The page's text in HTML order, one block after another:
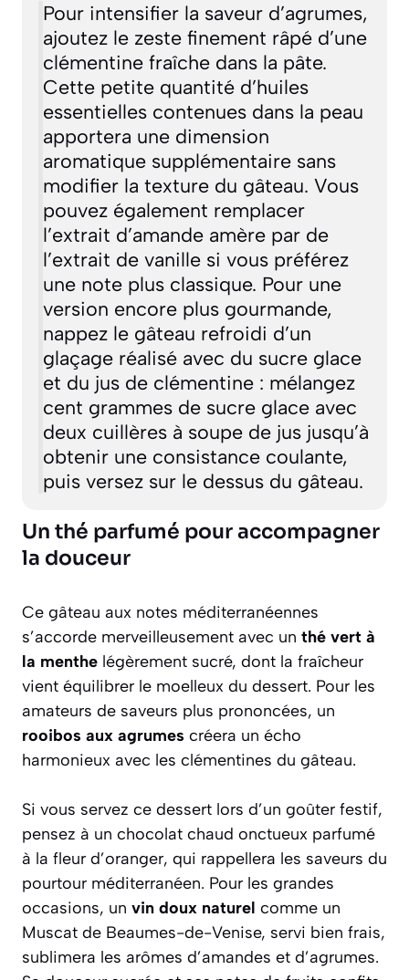
Pour intensifier la saveur d’agrumes,
ajoutez le zeste finement râpé d’une
clémentine fraîche dans la pâte.
Cette petite quantité d’huiles
essentielles contenues dans la peau
apportera une dimension
aromatique supplémentaire sans
modifier la texture du gâteau. Vous
pouvez également remplacer
l’extrait d’amande amère par de
l’extrait de vanille si vous préférez
une note plus classique. Pour une
version encore plus gourmande,
nappez le gâteau refroidi d’un
glaçage réalisé avec du sucre glace
et du jus de clémentine : mélangez
cent grammes de sucre glace avec
deux cuillères à soupe de jus jusqu’à
obtenir une consistance coulante,
puis versez sur le dessus du gâteau.
Un thé parfumé pour accompagner
la douceur
Ce gâteau aux notes méditerranéennes
s’accorde merveilleusement avec un thé vert à
la menthe légèrement sucré, dont la fraîcheur
vient équilibrer le moelleux du dessert. Pour les
amateurs de saveurs plus prononcées, un
rooibos aux agrumes créera un écho
harmonieux avec les clémentines du gâteau.
Si vous servez ce dessert lors d’un goûter festif,
pensez à un chocolat chaud onctueux parfumé
à la fleur d’oranger, qui rappellera les saveurs du
pourtour méditerranéen. Pour les grandes
occasions, un vin doux naturel comme un
Muscat de Beaumes-de-Venise, servi bien frais,
sublimera les arômes d’amandes et d’agrumes.